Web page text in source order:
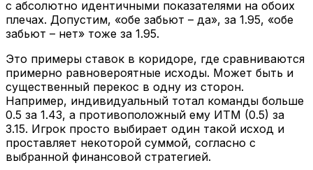
с абсолютно идентичными показателями на обоих
плечах. Допустим, «обе забьют – да», за 1.95, «обе
забьют – нет» тоже за 1.95.
Это примеры ставок в коридоре, где сравниваются
примерно равновероятные исходы. Может быть и
существенный перекос в одну из сторон.
Например, индивидуальный тотал команды больше
0.5 за 1.43, а противоположный ему ИТМ (0.5) за
3.15. Игрок просто выбирает один такой исход и
проставляет некоторой суммой, согласно с
выбранной финансовой стратегией.